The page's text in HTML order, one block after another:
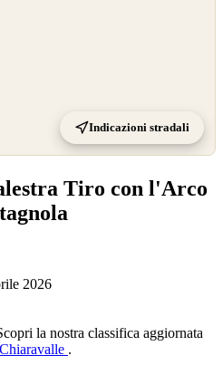
Indicazioni stradali
Tiro con l'Arco
2026
la nostra classifica aggiornata
.